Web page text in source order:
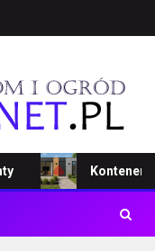
Kontener –